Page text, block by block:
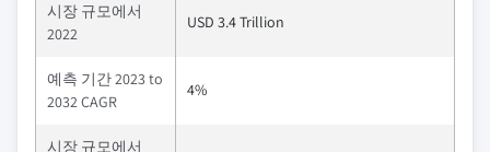
시장 규모에서
2022
USD 3.4 Trillion
예측 기간 2023 to
2032 CAGR
4%
시장 규모에서